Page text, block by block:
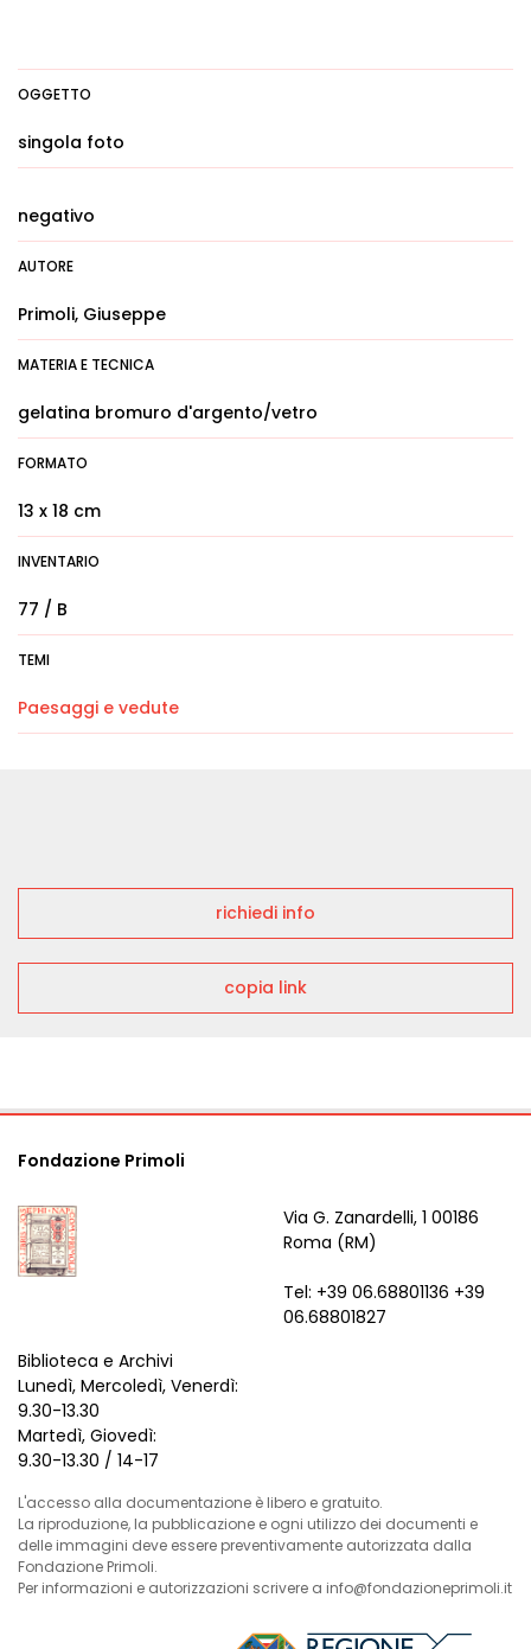
OGGETTO
singola foto
negativo
AUTORE
Primoli, Giuseppe
MATERIA E TECNICA
gelatina bromuro d'argento/vetro
FORMATO
13 x 18 cm
INVENTARIO
77 / B
TEMI
Paesaggi e vedute
richiedi info
copia link
Fondazione Primoli
Via G. Zanardelli, 1 00186
Roma (RM)
Tel: +39 06.68801136 +39
06.68801827
Biblioteca e Archivi
Lunedì, Mercoledì, Venerdì:
9.30-13.30
Martedì, Giovedì:
9.30-13.30 / 14-17
L'accesso alla documentazione è libero e gratuito.
La riproduzione, la pubblicazione e ogni utilizzo dei documenti e
delle immagini deve essere preventivamente autorizzata dalla
Fondazione Primoli.
Per informazioni e autorizzazioni scrivere a info@fondazioneprimoli.it